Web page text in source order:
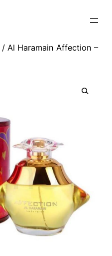
/ Al Haramain Affection –